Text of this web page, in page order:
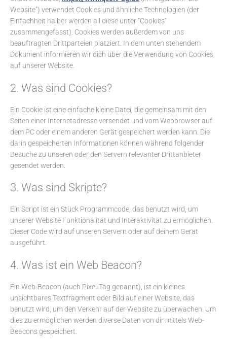
Website") verwendet Cookies und ähnliche Technologien (der
Einfachheit halber werden all diese unter "Cookies"
zusammengefasst). Cookies werden außerdem von uns
beauftragten Drittparteien platziert. In dem unten stehendem
Dokument informieren wir dich über die Verwendung von Cookies
auf unserer Website.
2. Was sind Cookies?
Ein Cookie ist eine einfache kleine Datei, die gemeinsam mit den
Seiten einer Internetadresse versendet und vom Webbrowser auf
dem PC oder einem anderen Gerät gespeichert werden kann. Die
darin gespeicherten Informationen können während folgender
Besuche zu unseren oder den Servern relevanter Drittanbieter
gesendet werden.
3. Was sind Skripte?
Ein Script ist ein Stück Programmcode, das benutzt wird, um
unserer Website Funktionalität und Interaktivität zu ermöglichen.
Dieser Code wird auf unseren Servern oder auf deinem Gerät
ausgeführt.
4. Was ist ein Web Beacon?
Ein Web-Beacon (auch Pixel-Tag genannt), ist ein kleines
unsichtbares Textfragment oder Bild auf einer Website, das
benutzt wird, um den Verkehr auf der Website zu überwachen. Um
dies zu ermöglichen werden diverse Daten von dir mittels Web-
Beacons gespeichert.